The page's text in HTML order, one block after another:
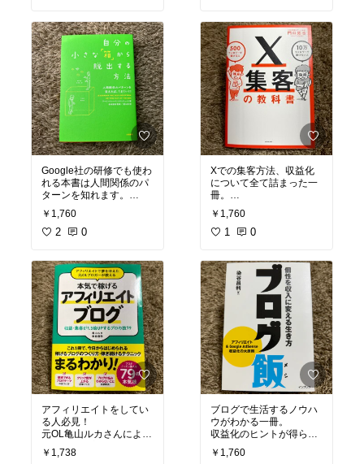
Google社の研修でも使わ
れる本書は人間関係のパ
ターンを知れます。
生きる上で重要なことを
学べる自己啓発本です！
#自分の小さな箱から脱
出する方法 #私の本棚 #
おすすめ本 #自己啓発
￥1,760
2 0
アフィリエイトをしてい
る人必見！
元OL亀山ルカさんによる
本気の稼ぎ方を伝授！
￥1,738
Xでの集客方法、収益化
について全て詰まった一
冊。
これでX3ヶ月でフォロワ
ー0から600人達成しまし
#X集客の教科書 #X
#ベ
ストセラー #私のバイブ
ル #読書記録 #おすすめ
本
￥1,760
1 0
ブログで生活するノウハ
ウがわかる一冊。
収益化のヒントが得られ
ます！
￥1,760